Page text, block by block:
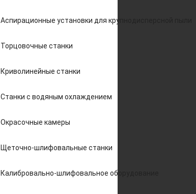
Аспирационные установки для крупнодисперсной пыли
Торцовочные станки
Криволинейные станки
Станки с водяным охлаждением
Окрасочные камеры
Щеточно-шлифовальные станки
Калибровально-шлифовальное оборудование